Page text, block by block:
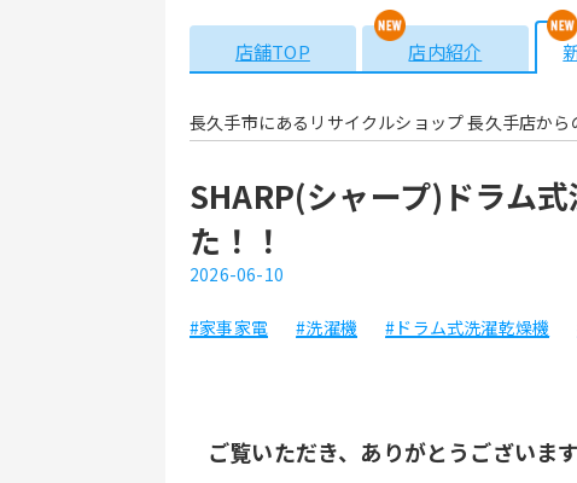
店舗TOP 店内紹介
長久手市にあるリサイクルショップ 長久手店から
SHARP(シャープ)ドラム
た！！
2026-06-10
#家事家電 #洗濯機 #ドラム式洗濯乾燥機
ご覧いただき、ありがとうございます